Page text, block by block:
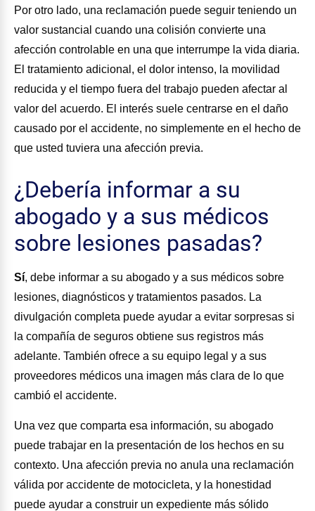
Por otro lado, una reclamación puede seguir teniendo un
valor sustancial cuando una colisión convierte una
afección controlable en una que interrumpe la vida diaria.
El tratamiento adicional, el dolor intenso, la movilidad
reducida y el tiempo fuera del trabajo pueden afectar al
valor del acuerdo. El interés suele centrarse en el daño
causado por el accidente, no simplemente en el hecho de
que usted tuviera una afección previa.
¿Debería informar a su
abogado y a sus médicos
sobre lesiones pasadas?
Sí, debe informar a su abogado y a sus médicos sobre
lesiones, diagnósticos y tratamientos pasados. La
divulgación completa puede ayudar a evitar sorpresas si
la compañía de seguros obtiene sus registros más
adelante. También ofrece a su equipo legal y a sus
proveedores médicos una imagen más clara de lo que
cambió el accidente.
Una vez que comparta esa información, su abogado
puede trabajar en la presentación de los hechos en su
contexto. Una afección previa no anula una reclamación
válida por accidente de motocicleta, y la honestidad
puede ayudar a construir un expediente más sólido